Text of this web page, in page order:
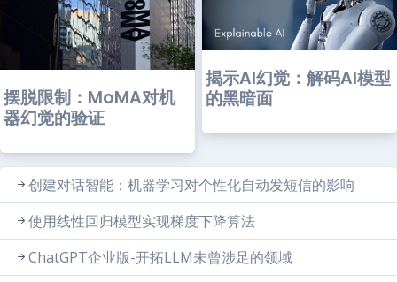
摆脱限制：MoMA对机
器幻觉的验证
揭示AI幻觉：解码AI模型
的黑暗面
创建对话智能：机器学习对个性化自动发短信的影响
使用线性回归模型实现梯度下降算法
ChatGPT企业版-开拓LLM未曾涉足的领域